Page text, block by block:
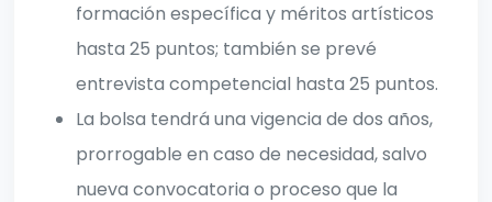
formación específica y méritos artísticos
hasta 25 puntos; también se prevé
entrevista competencial hasta 25 puntos.
La bolsa tendrá una vigencia de dos años,
prorrogable en caso de necesidad, salvo
nueva convocatoria o proceso que la